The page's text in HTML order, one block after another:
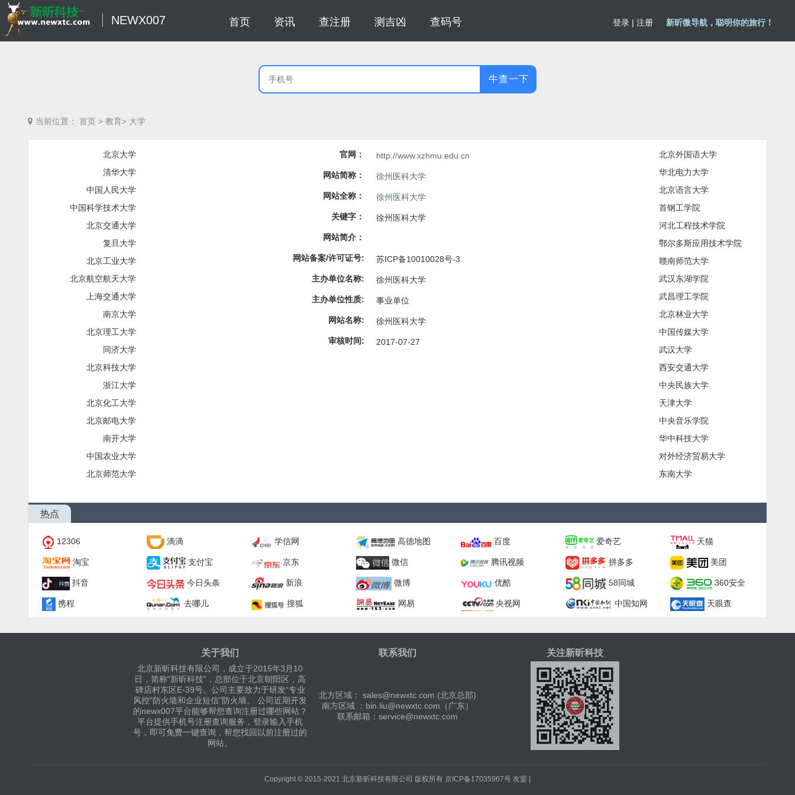
NEWX007 首页 资讯 查注册 测吉凶 查码号 登录 | 注册 新昕微导航，聪明你的旅行！
牛查一下
当前位置： 首页 > 教育> 大学
北京大学
清华大学
中国人民大学
中国科学技术大学
北京交通大学
复旦大学
北京工业大学
北京航空航天大学
上海交通大学
南京大学
北京理工大学
同济大学
北京科技大学
浙江大学
北京化工大学
北京邮电大学
南开大学
中国农业大学
北京师范大学
官网： http://www.xzhmu.edu.cn
网站简称： 徐州医科大学
网站全称： 徐州医科大学
关键字： 徐州医科大学
网站简介：
网站备案/许可证号: 苏ICP备10010028号-3
主办单位名称: 徐州医科大学
主办单位性质: 事业单位
网站名称: 徐州医科大学
审核时间: 2017-07-27
北京外国语大学
华北电力大学
北京语言大学
首钢工学院
河北工程技术学院
鄂尔多斯应用技术学院
赣南师范大学
武汉东湖学院
武昌理工学院
北京林业大学
中国传媒大学
武汉大学
西安交通大学
中央民族大学
天津大学
中央音乐学院
华中科技大学
对外经济贸易大学
东南大学
热点
12306 滴滴 学信网 高德地图 百度 爱奇艺 天猫
淘宝 支付宝 京东 微信 腾讯视频 拼多多 美团
抖音 今日头条 新浪 微博 优酷 58同城 360安全
携程 去哪儿 搜狐 网易 央视网 中国知网 天眼查
关于我们 联系我们 关注新昕科技
北京新昕科技有限公司，成立于2015年3月10
日，简称“新昕科技”，总部位于北京朝阳区，高
碑店村东区E-39号。公司主要致力于研发“专业
风控”防火墙和企业短信”防火墙。 公司近期开发
的newx007平台能够帮您查询注册过哪些网站？
平台提供手机号注册查询服务，登录输入手机
号，即可免费一键查询，帮您找回以前注册过的
网站。
北方区域： sales@newxtc.com (北京总部)
南方区域 ：bin.liu@newxtc.com（广东）
联系邮箱：service@newxtc.com
Copyright © 2015-2021 北京新昕科技有限公司 版权所有 京ICP备17035967号 友盟